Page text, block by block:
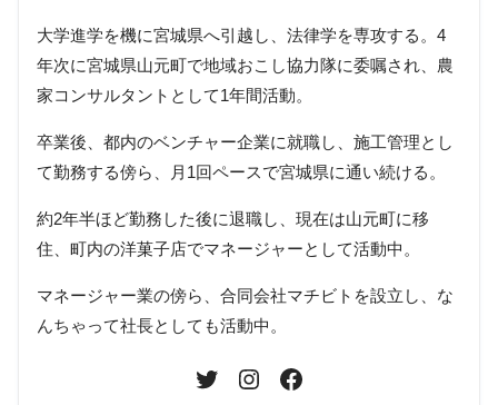
大学進学を機に宮城県へ引越し、法律学を専攻する。4
年次に宮城県山元町で地域おこし協力隊に委嘱され、農
家コンサルタントとして1年間活動。
卒業後、都内のベンチャー企業に就職し、施工管理とし
て勤務する傍ら、月1回ペースで宮城県に通い続ける。
約2年半ほど勤務した後に退職し、現在は山元町に移
住、町内の洋菓子店でマネージャーとして活動中。
マネージャー業の傍ら、合同会社マチビトを設立し、な
んちゃって社長としても活動中。